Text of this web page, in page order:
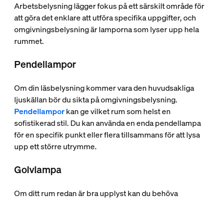
Arbetsbelysning lägger fokus på ett särskilt område för
att göra det enklare att utföra specifika uppgifter, och
omgivningsbelysning är lamporna som lyser upp hela
rummet.
Pendellampor
Om din läsbelysning kommer vara den huvudsakliga
ljuskällan bör du sikta på omgivningsbelysning.
Pendellamporkan ge vilket rum som helst en
sofistikerad stil. Du kan använda en enda pendellampa
för en specifik punkt eller flera tillsammans för att lysa
upp ett större utrymme.
Golvlampa
Om ditt rum redan är bra upplyst kan du behöva